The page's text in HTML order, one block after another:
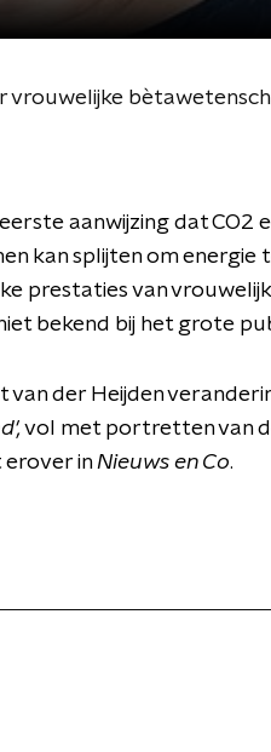
vrouwelijke
aanwijzing dat CO2
kan splijten om energie
prestaties van
bekend bij het grote
der Heijden
vol met portretten van
erover inNieuws en Co.